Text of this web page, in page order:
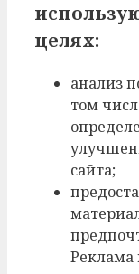
целях:
анализ
том
сайта;
Реклама